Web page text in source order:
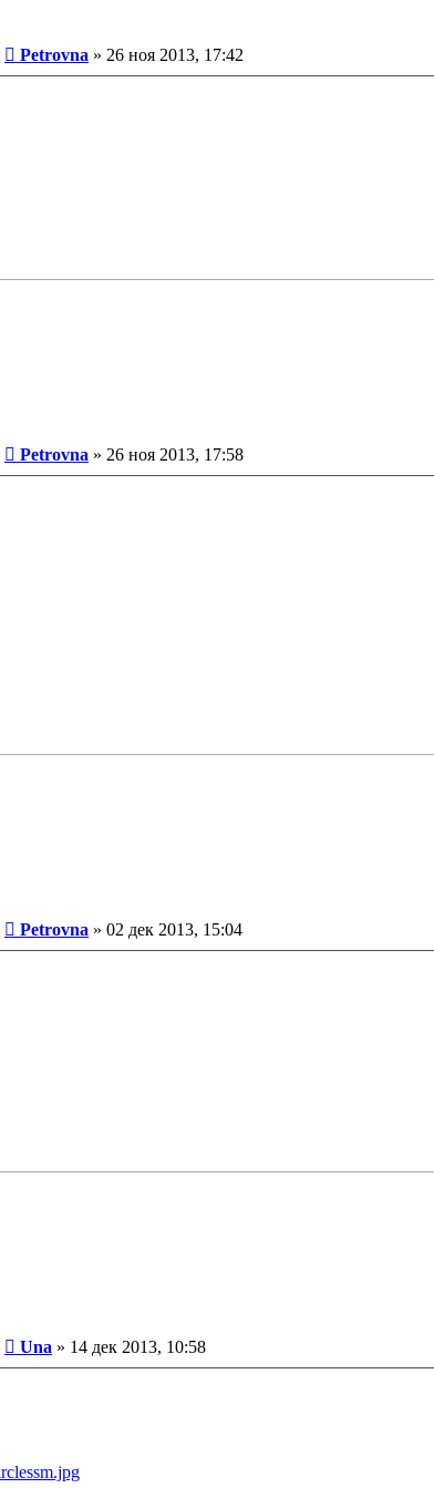
Сообщение
Petrovna » 26 ноя 2013, 17:42
Сообщение
Petrovna » 26 ноя 2013, 17:58
Сообщение
Petrovna » 02 дек 2013, 15:04
Сообщение
Una » 14 дек 2013, 10:58